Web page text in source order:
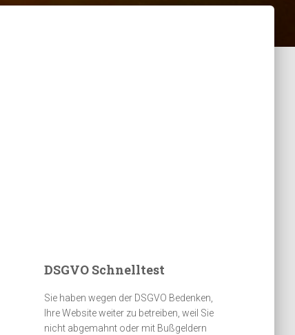
DSGVO Schnelltest
Sie haben wegen der DSGVO Bedenken,
Ihre Website weiter zu betreiben, weil Sie
nicht abgemahnt oder mit Bußgeldern